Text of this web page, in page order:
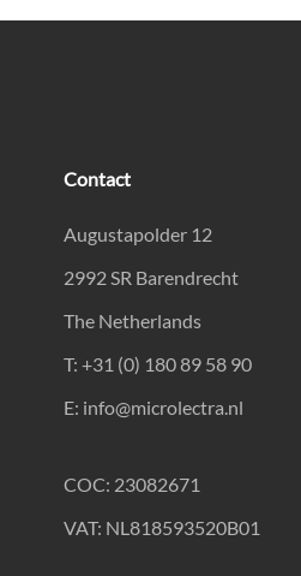
Contact
Augustapolder 12
2992 SR Barendrecht
The Netherlands
T: +31 (0) 180 89 58 90
E: info@microlectra.nl
COC: 23082671
VAT: NL818593520B01